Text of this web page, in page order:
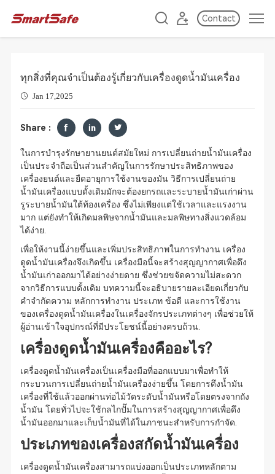
Contact
ทุกสิ่งที่คุณจำเป็นต้องรู้เกี่ยวกับเครื่องดูดน้ำมันเครื่อง
Jan 17,2025
Share :
ในการบำรุงรักษายานยนต์สมัยใหม่ การเปลี่ยนถ่ายน้ำมันเครื่อง
เป็นประจำถือเป็นส่วนสำคัญในการรักษาประสิทธิภาพของ
เครื่องยนต์และยืดอายุการใช้งานของมัน วิธีการเปลี่ยนถ่าย
น้ำมันเครื่องแบบดั้งเดิมมักจะต้องยกรถและระบายน้ำมันเก่าผ่าน
รูระบายน้ำมันใต้ท้องเครื่อง ซึ่งไม่เพียงแต่ใช้เวลาและแรงงาน
มาก แต่ยังทำให้เกิดมลพิษจากน้ำมันและมลพิษทางสิ่งแวดล้อม
ได้ง่าย.
เพื่อให้งานนี้ง่ายขึ้นและเพิ่มประสิทธิภาพในการทำงาน เครื่อง
ดูดน้ำมันเครื่องจึงเกิดขึ้น เครื่องมือนี้จะสร้างสุญญากาศเพื่อดึง
น้ำมันเก่าออกมาได้อย่างง่ายดาย ซึ่งช่วยขจัดความไม่สะดวก
จากวิธีการแบบดั้งเดิม บทความนี้จะอธิบายรายละเอียดเกี่ยวกับ
คำจำกัดความ หลักการทำงาน ประเภท ข้อดี และการใช้งาน
ของเครื่องดูดน้ำมันเครื่องในเครื่องจักรประเภทต่างๆ เพื่อช่วยให้
ผู้อ่านเข้าใจอุปกรณ์ที่มีประโยชน์นี้อย่างครบถ้วน.
เครื่องดูดน้ำมันเครื่องคืออะไร?
เครื่องดูดน้ำมันเครื่องเป็นเครื่องมือที่ออกแบบมาเพื่อทำให้
กระบวนการเปลี่ยนถ่ายน้ำมันเครื่องง่ายขึ้น โดยการดึงน้ำมัน
เครื่องที่ใช้แล้วออกผ่านท่อไม้วัดระดับน้ำมันหรือโดยตรงจากถัง
น้ำมัน โดยทั่วไปจะใช้กลไกปั๊มในการสร้างสุญญากาศเพื่อดึง
น้ำมันออกมาและเก็บน้ำมันที่ได้ในภาชนะสำหรับการกำจัด.
ประเภทของเครื่องสกัดน้ำมันเครื่อง
เครื่องดูดน้ำมันเครื่องสามารถแบ่งออกเป็นประเภทหลักตาม